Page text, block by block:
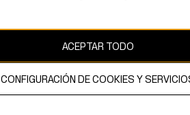
ACEPTAR TODO
CONFIGURACIÓN DE COOKIES Y